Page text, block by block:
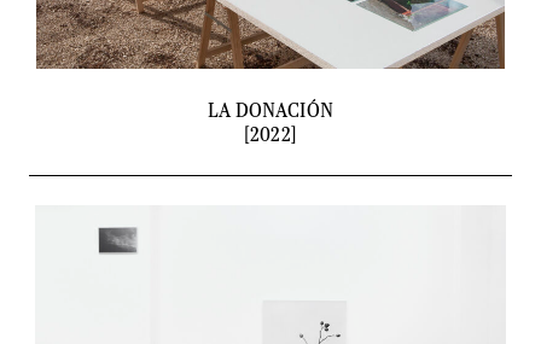
LA DONACIÓN
[2022]